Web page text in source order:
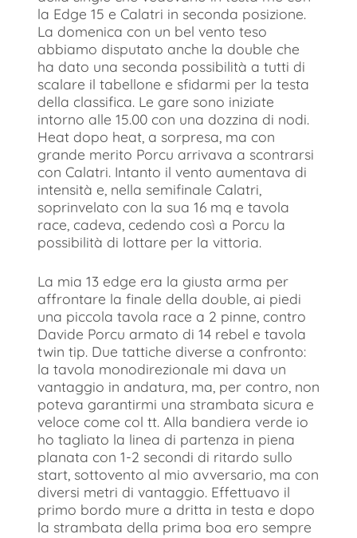
la Edge 15 e Calatri in seconda posizione.
La domenica con un bel vento teso
abbiamo disputato anche la double che
ha dato una seconda possibilità a tutti di
scalare il tabellone e sfidarmi per la testa
della classifica. Le gare sono iniziate
intorno alle 15.00 con una dozzina di nodi.
Heat dopo heat, a sorpresa, ma con
grande merito Porcu arrivava a scontrarsi
con Calatri. Intanto il vento aumentava di
intensità e, nella semifinale Calatri,
soprinvelato con la sua 16 mq e tavola
race, cadeva, cedendo così a Porcu la
possibilità di lottare per la vittoria.
La mia 13 edge era la giusta arma per
affrontare la finale della double, ai piedi
una piccola tavola race a 2 pinne, contro
Davide Porcu armato di 14 rebel e tavola
twin tip. Due tattiche diverse a confronto:
la tavola monodirezionale mi dava un
vantaggio in andatura, ma, per contro, non
poteva garantirmi una strambata sicura e
veloce come col tt. Alla bandiera verde io
ho tagliato la linea di partenza in piena
planata con 1-2 secondi di ritardo sullo
start, sottovento al mio avversario, ma con
diversi metri di vantaggio. Effettuavo il
primo bordo mure a dritta in testa e dopo
la strambata della prima boa ero sempre